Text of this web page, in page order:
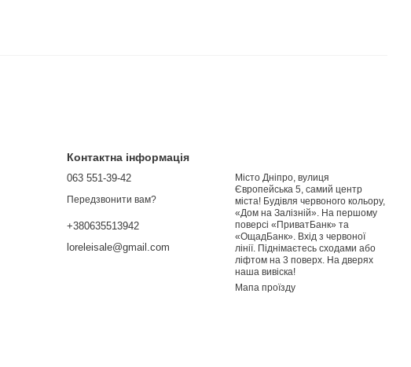
Контактна інформація
063 551-39-42
Передзвонити вам?
+380635513942
loreleisale@gmail.com
Місто Дніпро, вулиця
Європейська 5, самий центр
міста! Будівля червоного кольору,
«Дом на Залізній». На першому
поверсі «ПриватБанк» та
«ОщадБанк». Вхід з червоної
лінії. Піднімаєтесь сходами або
ліфтом на 3 поверх. На дверях
наша вивіска!
Мапа проїзду